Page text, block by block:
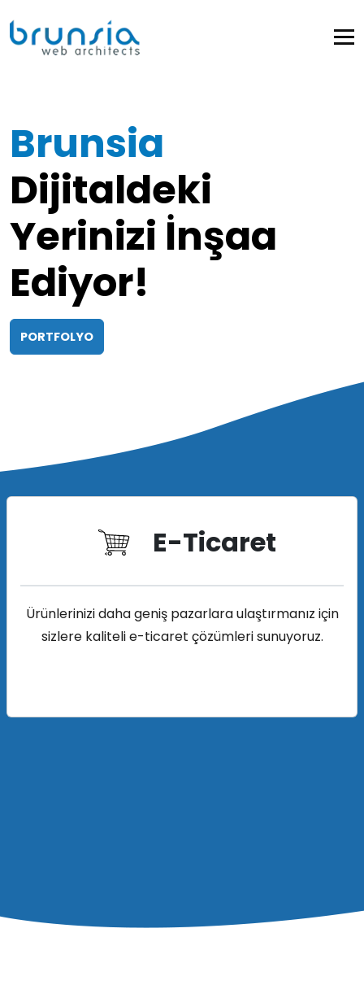
Brunsia
Dijitaldeki
Yerinizi İnşaa
Ediyor!
PORTFOLYO
E-Ticaret
Ürünlerinizi daha geniş pazarlara ulaştırmanız için
sizlere kaliteli e-ticaret çözümleri sunuyoruz.